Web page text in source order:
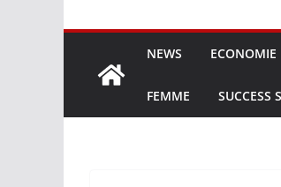
NEWS ECONOMIE
FEMME SUCCESS